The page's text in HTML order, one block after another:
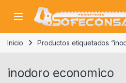
Skip to navigation
Skip to content
Inicio Productos etiquetados
inodoro economico